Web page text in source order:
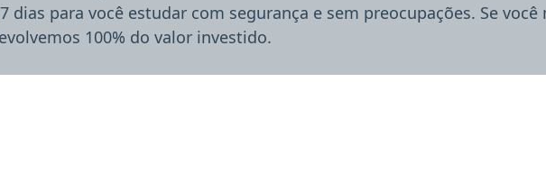
dias para você estudar com segurança e sem preocupações. Se você
100% do valor investido.